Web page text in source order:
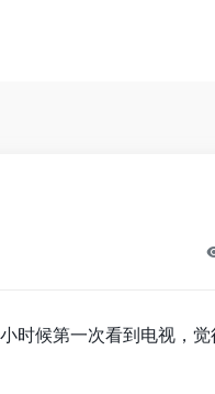
时候第一次看到电视，